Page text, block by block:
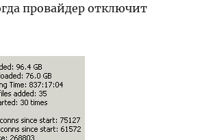
провайдер отключит